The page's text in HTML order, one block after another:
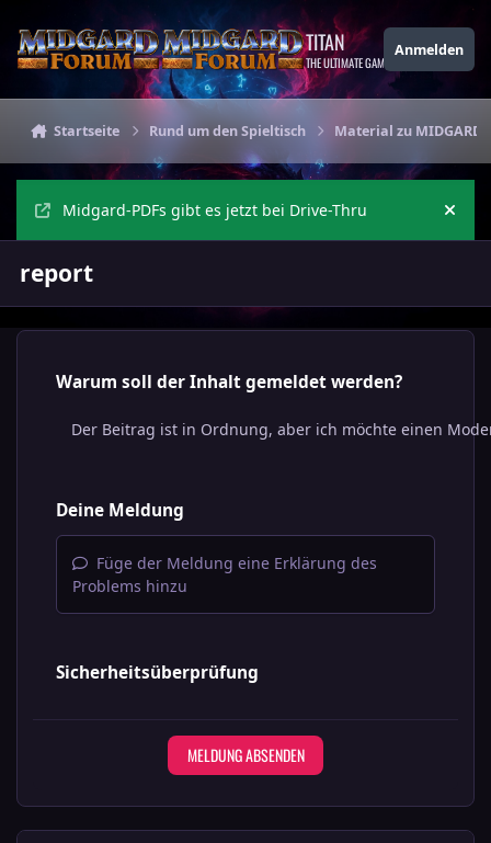
TITAN
THE ULTIMATE GAMING THEME
Anmelden
Startseite Rund um den Spieltisch Material zu MIDGARD
Midgard-PDFs gibt es jetzt bei Drive-Thru
report
Warum soll der Inhalt gemeldet werden?
Deine Meldung
Füge der Meldung eine Erklärung des
Problems hinzu
Sicherheitsüberprüfung
MELDUNG ABSENDEN